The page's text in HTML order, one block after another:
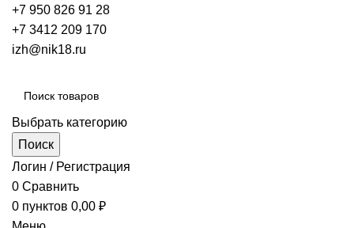
+7 950 826 91 28
+7 3412 209 170
izh@nik18.ru
Выбрать категорию
Поиск
Логин / Регистрация
0 Сравнить
0 пунктов 0,00 ₽